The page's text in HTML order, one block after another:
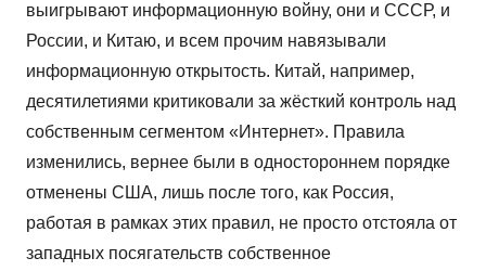
выигрывают информационную войну, они и СССР, и
России, и Китаю, и всем прочим навязывали
информационную открытость. Китай, например,
десятилетиями критиковали за жёсткий контроль над
собственным сегментом «Интернет». Правила
изменились, вернее были в одностороннем порядке
отменены США, лишь после того, как Россия,
работая в рамках этих правил, не просто отстояла от
западных посягательств собственное